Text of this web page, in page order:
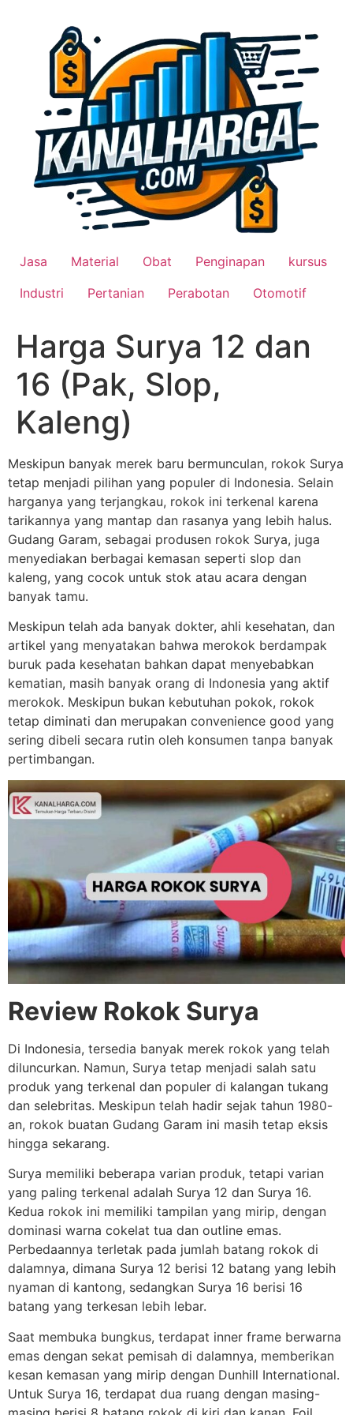
Jasa Material Obat Penginapan
kursus
Industri
Pertanian Perabotan Otomotif
Harga Surya 12 dan
16 (Pak, Slop,
Kaleng)
Meskipun banyak merek baru bermunculan, rokok Surya
tetap menjadi pilihan yang populer di Indonesia. Selain
harganya yang terjangkau, rokok ini terkenal karena
tarikannya yang mantap dan rasanya yang lebih halus.
Gudang Garam, sebagai produsen rokok Surya, juga
menyediakan berbagai kemasan seperti slop dan
kaleng, yang cocok untuk stok atau acara dengan
banyak tamu.
Meskipun telah ada banyak dokter, ahli kesehatan, dan
artikel yang menyatakan bahwa merokok berdampak
buruk pada kesehatan bahkan dapat menyebabkan
kematian, masih banyak orang di Indonesia yang aktif
merokok. Meskipun bukan kebutuhan pokok, rokok
tetap diminati dan merupakan convenience good yang
sering dibeli secara rutin oleh konsumen tanpa banyak
pertimbangan.
Review Rokok Surya
Di Indonesia, tersedia banyak merek rokok yang telah
diluncurkan. Namun, Surya tetap menjadi salah satu
produk yang terkenal dan populer di kalangan tukang
dan selebritas. Meskipun telah hadir sejak tahun 1980-
an, rokok buatan Gudang Garam ini masih tetap eksis
hingga sekarang.
Surya memiliki beberapa varian produk, tetapi varian
yang paling terkenal adalah Surya 12 dan Surya 16.
Kedua rokok ini memiliki tampilan yang mirip, dengan
dominasi warna cokelat tua dan outline emas.
Perbedaannya terletak pada jumlah batang rokok di
dalamnya, dimana Surya 12 berisi 12 batang yang lebih
nyaman di kantong, sedangkan Surya 16 berisi 16
batang yang terkesan lebih lebar.
Saat membuka bungkus, terdapat inner frame berwarna
emas dengan sekat pemisah di dalamnya, memberikan
kesan kemasan yang mirip dengan Dunhill International.
Untuk Surya 16, terdapat dua ruang dengan masing-